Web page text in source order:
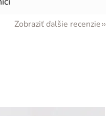
Zobraziť ďalšie recenzie